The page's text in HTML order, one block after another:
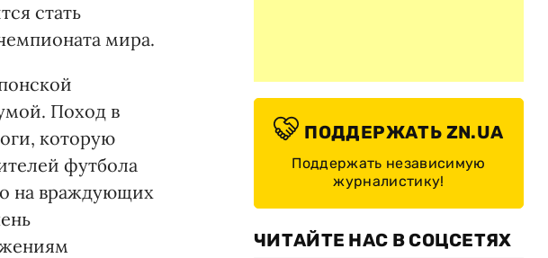
стать
мира.
Поход в
которую
футбола
на враждующих
ПОДДЕРЖАТЬ ZN.UA
Поддержать независимую
журналистику!
ЧИТАЙТЕ НАС В СОЦСЕТЯХ